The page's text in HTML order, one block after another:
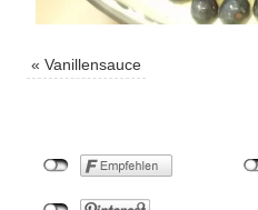
« Vanillensauce